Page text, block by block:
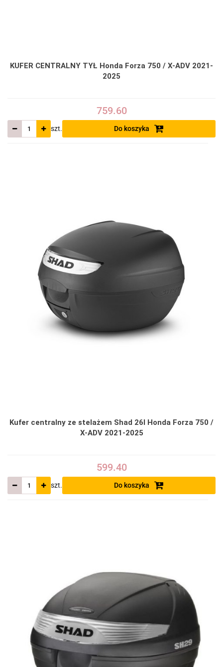
KUFER CENTRALNY TYŁ Honda Forza 750 / X-ADV 2021-
2025
759.60
szt. Do koszyka
Kufer centralny ze stelażem Shad 26l Honda Forza 750 /
X-ADV 2021-2025
599.40
szt. Do koszyka